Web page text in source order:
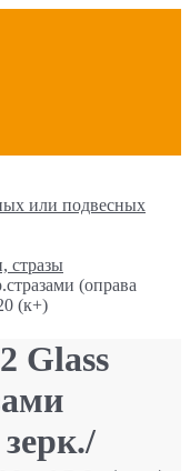
или подвесных
стразы
(оправа
(к+)
Glass